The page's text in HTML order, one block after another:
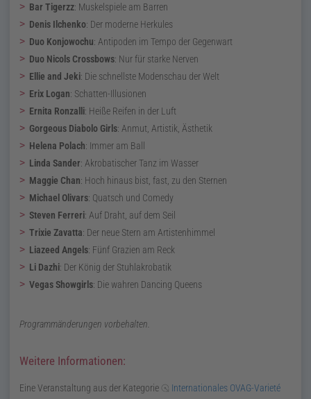
Bar Tigerzz: Muskelspiele am Barren
Denis Ilchenko: Der moderne Herkules
Duo Konjowochu: Antipoden im Tempo der Gegenwart
Duo Nicols Crossbows: Nur für starke Nerven
Ellie and Jeki: Die schnellste Modenschau der Welt
Erix Logan: Schatten-Illusionen
Ernita Ronzalli: Heiße Reifen in der Luft
Gorgeous Diabolo Girls: Anmut, Artistik, Ästhetik
Helena Polach: Immer am Ball
Linda Sander: Akrobatischer Tanz im Wasser
Maggie Chan: Hoch hinaus bist, fast, zu den Sternen
Michael Olivars: Quatsch und Comedy
Steven Ferreri: Auf Draht, auf dem Seil
Trixie Zavatta: Der neue Stern am Artistenhimmel
Liazeed Angels: Fünf Grazien am Reck
Li Dazhi: Der König der Stuhlakrobatik
Vegas Showgirls: Die wahren Dancing Queens
Programmänderungen vorbehalten.
Weitere Informationen:
Eine Veranstaltung aus der Kategorie Internationales OVAG-Varieté